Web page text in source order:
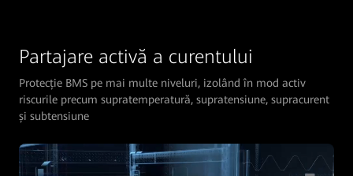
Partajare activă a curentului
Protecție BMS pe mai multe niveluri, izolând în mod activ
riscurile precum supratemperatură, supratensiune, supracurent
și subtensiune